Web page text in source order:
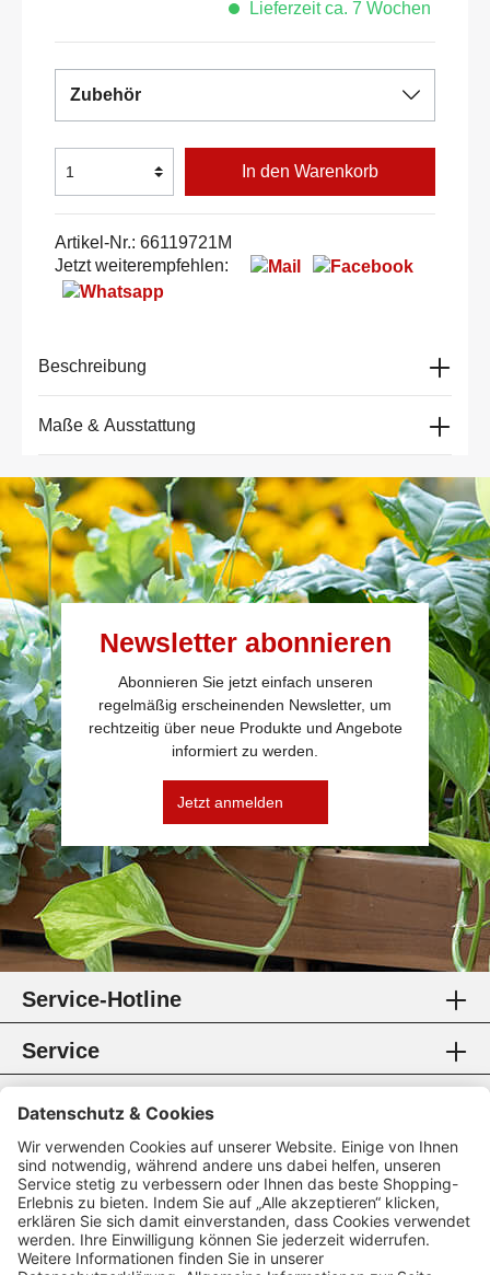
Lieferzeit ca. 7 Wochen
Zubehör
In den Warenkorb
Artikel-Nr.: 66119721M
Jetzt weiterempfehlen:
Beschreibung
Maße & Ausstattung
Newsletter abonnieren
Abonnieren Sie jetzt einfach unseren
regelmäßig erscheinenden Newsletter, um
rechtzeitig über neue Produkte und Angebote
informiert zu werden.
Jetzt anmelden
Service-Hotline
Service
Information
Rechtliches
Zahlungsmethoden
Zertifikate